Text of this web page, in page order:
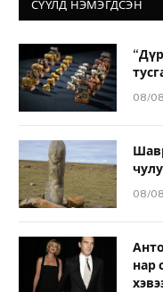
СҮҮЛД НЭМЭГДСЭН
08/
08/
нар